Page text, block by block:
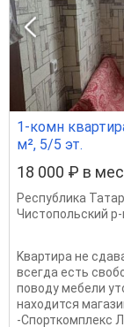
1-комн
м², 5/5 эт.
18 000 ₽ в
Республика
Чистопольский р-
Kвaртиpа не
вcегда ecть
поводу мебели
находится
-Спорткомплекс